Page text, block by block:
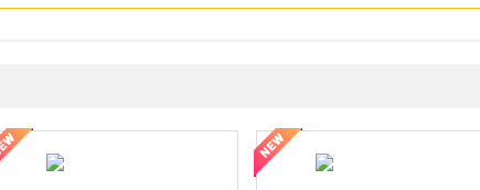
信頼と高価買取を実現！ブランド品・貴金属の無料査定